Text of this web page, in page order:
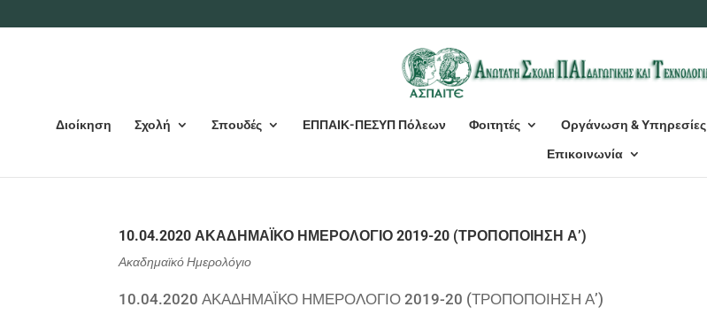
Διοίκηση Σχολή Σπουδές ΕΠΠΑΙΚ-ΠΕΣΥΠ Πόλεων Φοιτητές Οργάνωση & Υπηρεσίες
Επικοινωνία
10.04.2020 ΑΚΑΔΗΜΑΪΚΟ ΗΜΕΡΟΛΟΓΙΟ 2019-20 (ΤΡΟΠΟΠΟΙΗΣΗ Α’)
Ακαδημαϊκό Ημερολόγιο
10.04.2020 ΑΚΑΔΗΜΑΪΚΟ ΗΜΕΡΟΛΟΓΙΟ 2019-20 (ΤΡΟΠΟΠΟΙΗΣΗ Α’)